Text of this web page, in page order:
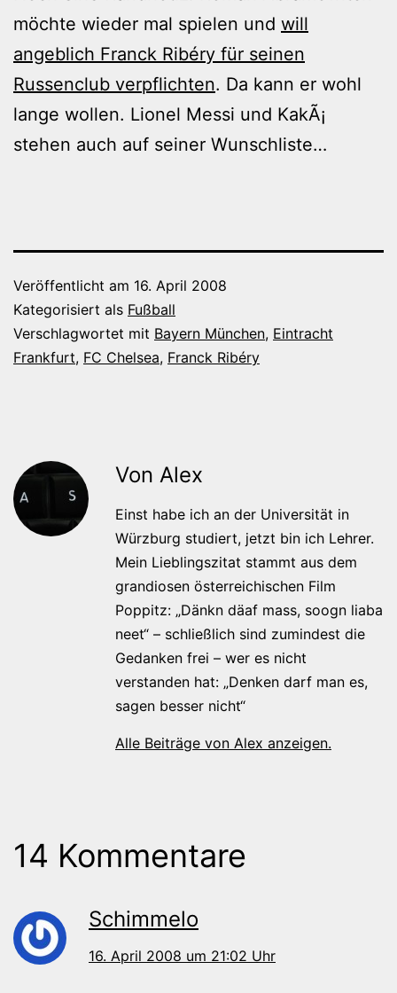
möchte wieder mal spielen und will
angeblich Franck Ribéry für seinen
Russenclub verpflichten. Da kann er wohl
lange wollen. Lionel Messi und KakÃ¡
stehen auch auf seiner Wunschliste…
Veröffentlicht am 16. April 2008
Kategorisiert als Fußball
Verschlagwortet mit Bayern München, Eintracht
Frankfurt, FC Chelsea, Franck Ribéry
Von Alex
Einst habe ich an der Universität in
Würzburg studiert, jetzt bin ich Lehrer.
Mein Lieblingszitat stammt aus dem
grandiosen österreichischen Film
Poppitz: „Dänkn däaf mass, soogn liaba
neet“ – schließlich sind zumindest die
Gedanken frei – wer es nicht
verstanden hat: „Denken darf man es,
sagen besser nicht“
Alle Beiträge von Alex anzeigen.
14 Kommentare
Schimmelo
16. April 2008 um 21:02 Uhr